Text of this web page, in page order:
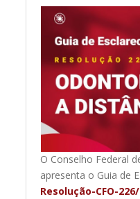
O Conselho Federal
apresenta o Guia de
Resolução-CFO-